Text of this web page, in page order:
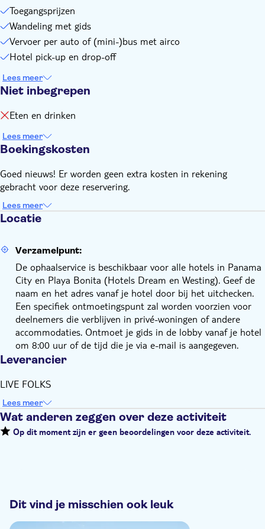
Wat geld voor lunch en/of souvenirs
Toegangsprijzen
Wandeling met gids
Vervoer per auto of (mini-)bus met airco
Hotel pick-up en drop-off
Lees meer
Niet inbegrepen
Eten en drinken
Lees meer
Boekingskosten
Goed nieuws! Er worden geen extra kosten in rekening
gebracht voor deze reservering.
Lees meer
Locatie
Verzamelpunt:
De ophaalservice is beschikbaar voor alle hotels in Panama
City en Playa Bonita (Hotels Dream en Westing). Geef de
naam en het adres vanaf je hotel door bij het uitchecken.
Een specifiek ontmoetingspunt zal worden voorzien voor
deelnemers die verblijven in privé-woningen of andere
accommodaties. Ontmoet je gids in de lobby vanaf je hotel
om 8:00 uur of de tijd die je via e-mail is aangegeven.
Leverancier
LIVE FOLKS
Lees meer
Wat anderen zeggen over deze activiteit
Op dit moment zijn er geen beoordelingen voor deze activiteit.
Dit vind je misschien ook leuk